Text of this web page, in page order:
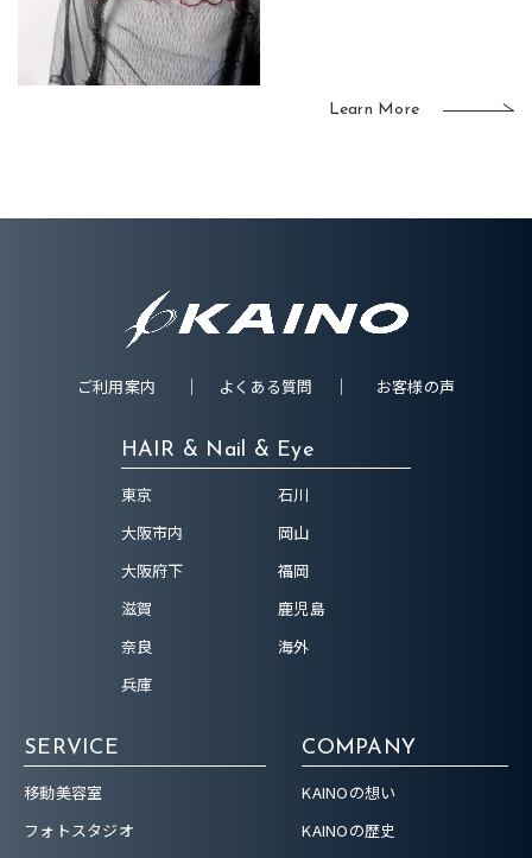
Learn More
ご利用案内 よくある質問 お客様の声
HAIR & Nail & Eye
東京
大阪市内
大阪府下
滋賀
奈良
兵庫
石川
岡山
福岡
鹿児島
海外
SERVICE
移動美容室
フォトスタジオ
COMPANY
KAINOの想い
KAINOの歴史